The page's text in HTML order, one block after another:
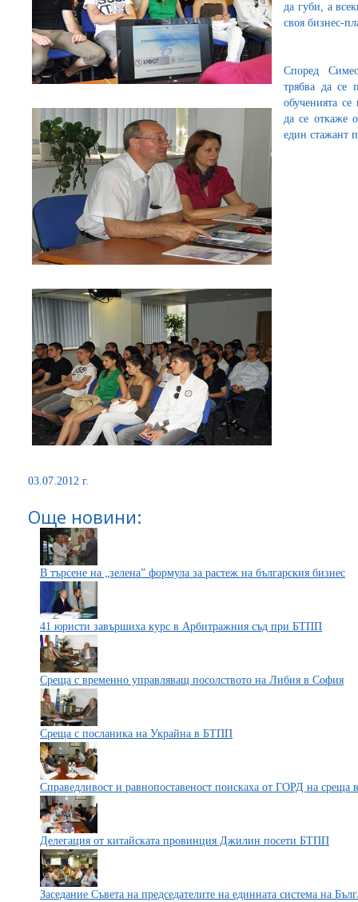
да губи, а
своя бизнес-
Според
трябва да се
обученията
да се откаже
един стажант
03.07.2012 г.
Още новини:
В търсене на „зелена” формула за растеж на българския бизнес
41 юристи завършиха курс в Арбитражния съд при БТПП
Среща с временно управляващ посолството на Либия в София
Среща с посланика на Украйна в БТПП
Справедливост и равнопоставеност поискаха от ГОРД на
Делегация от китайската провинция Джилин посети БТПП
Заседание Съвета на председателите на единната система на